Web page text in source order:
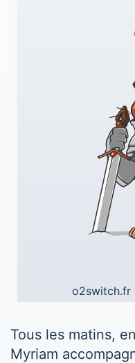
bêtes
Tous les matins,
Myriam
o2switch.fr